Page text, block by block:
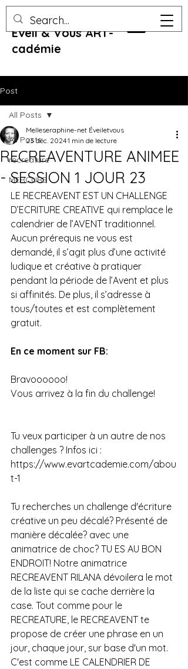
Eveil & Vous ART-
cadémie
Post
All Posts
recreature
MERCURE
All Posts
RECREAVENTURE ANIMEE
- SESSION 1 JOUR 23
Melleseraphine-net Éveiletvous
23 déc. 20241 min de lecture
LE RECREAVENT EST UN CHALLENGE
D’ECRITURE CREATIVE qui remplace le
calendrier de l’AVENT traditionnel.
Aucun prérequis ne vous est
demandé, il s’agit plus d’une activité
ludique et créative à pratiquer
pendant la période de l’Avent et plus
si affinités. De plus, il s’adresse à
tous/toutes et est complètement
gratuit.
En ce moment sur FB:
Bravoooooo!
Vous arrivez à la fin du challenge!
Tu veux participer à un autre de nos
challenges ? Infos ici :
https://www.evartcademie.com/abou
t-1
Tu recherches un challenge d'écriture
créative un peu décalé? Présenté de
manière décalée? avec une
animatrice de choc? TU ES AU BON
ENDROIT! Notre animatrice
RECREAVENT RILANA dévoilera le mot
de la liste qui se cache derrière la
case. Tout comme pour le
RECREATURE, le RECREAVENT te
propose de créer une phrase en un
jour, chaque jour, sur base d'un mot.
C'est comme LE CALENDRIER DE